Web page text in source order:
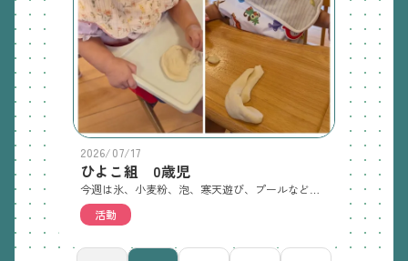
2026/07/17
ひよこ組 0歳児
活動